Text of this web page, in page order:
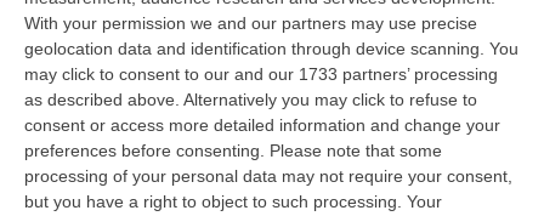
With your permission we and our partners may use precise
geolocation data and identification through device scanning. You
may click to consent to our and our 1733 partners’ processing
as described above. Alternatively you may click to refuse to
consent or access more detailed information and change your
preferences before consenting.
Please note that some
processing of your personal data may not require your consent,
but you have a right to object to such processing. Your
Ponte Sullo Stretto, Cgil: «Calabria Sconnessa E Dubbi Sui Conti, Si
Investa Sulle Priorità»
“LAMEZIA TERME “Il via libera dato alla progettazione esecutiva del
Ponte da parte del Consiglio Superiore dei Lavori Pubblici non modifica…
07 Agosto, 13:23
“Puca” A Venezia Con Il Sostegno Della Calabria Film Commission